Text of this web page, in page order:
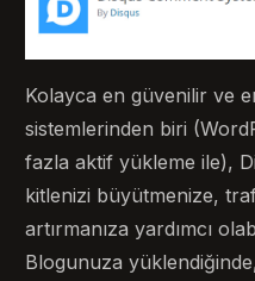
Kolayca en güvenilir ve
sistemlerinden biri
fazla aktif yükleme ile),
kitlenizi büyütmenize,
artırmanıza yardımcı
Blogunuza